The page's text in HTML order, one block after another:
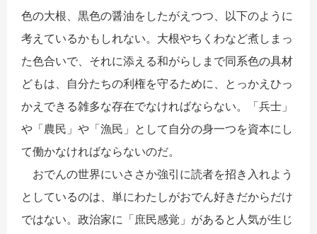
色の大根、黒色の醤油をしたがえつつ、以下のように
考えているかもしれない。大根やちくわなど煮しまっ
た色合いで、それに添える和がらしまで同系色の具材
どもは、自分たちの利権を守るために、とっかえひっ
かえできる雑多な存在でなければならない。「兵士」
や「農民」や「漁民」として自分の身一つを資本にし
て働かなければならないのだ。
おでんの世界にいささか強引に読者を招き入れよう
としているのは、単にわたしがおでん好きだからだけ
ではない。政治家に「庶民感覚」があると人気が生じ